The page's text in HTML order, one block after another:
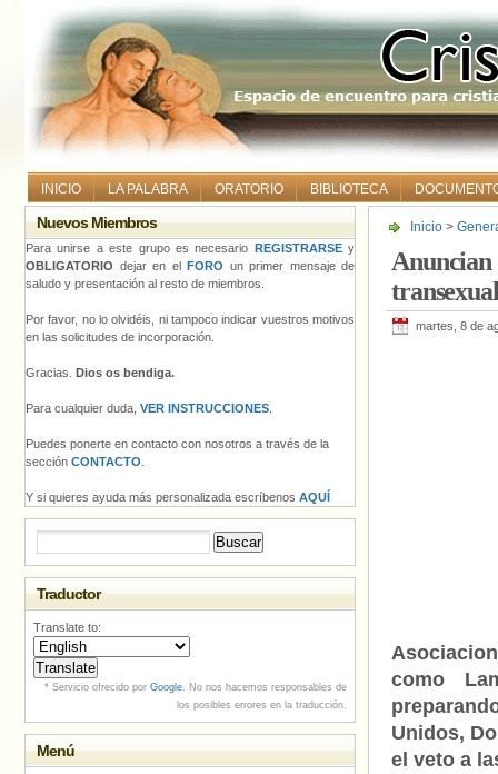
INICIO LA PALABRA ORATORIO BIBLIOTECA
Inicio >
Anuncian
martes, 8 de
como
Unidos,
el veto a
Nuevos Miembros
Para unirse a este grupo es necesario REGISTRARSEy
OBLIGATORIO dejar en el FORO un primer mensaje de
saludo y presentación al resto de miembros.
Por favor, no lo olvidéis, ni tampoco indicar vuestros motivos
en las solicitudes de incorporación.
Gracias. Dios os bendiga.
Para cualquier duda, VER INSTRUCCIONES
Puedes ponerte en contacto con nosotros a través de la
sección CONTACTO
Y si quieres ayuda más personalizada escríbenos AQUÍ
Traductor
Translate to:
* Servicio ofrecido por Google. No nos hacemos responsables de
los posibles errores en la traducción.
Menú